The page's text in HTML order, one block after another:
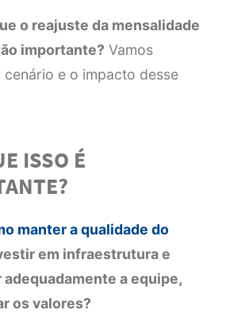
o reajuste da mensalidade
importante? Vamos
cenário e o impacto desse
ISSO É
manter a qualidade do
em infraestrutura e
adequadamente a equipe,
os valores?